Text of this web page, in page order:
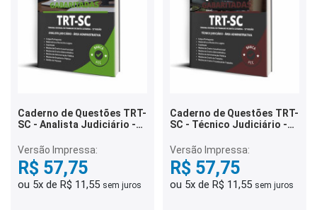
Caderno de Questões TRT-
SC - Analista Judiciário -
Questões Gabaritadas
Versão Impressa:
R$ 57,75
ou 5x de R$ 11,55 sem juros
Caderno de Questões TRT-
SC - Técnico Judiciário -
Questões Gabaritadas
Versão Impressa:
R$ 57,75
ou 5x de R$ 11,55 sem juros